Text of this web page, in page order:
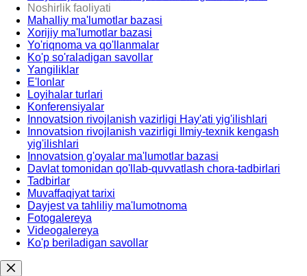
Noshirlik faoliyati
Mahalliy ma'lumotlar bazasi
Xorijiy ma'lumotlar bazasi
Yo'riqnoma va qo'llanmalar
Ko'p so'raladigan savollar
Yangiliklar
E'lonlar
Loyihalar turlari
Konferensiyalar
Innovatsion rivojlanish vazirligi Hay'ati yig'ilishlari
Innovatsion rivojlanish vazirligi Ilmiy-texnik kengash
yig'ilishlari
Innovatsion g'oyalar ma'lumotlar bazasi
Davlat tomonidan qo'llab-quvvatlash chora-tadbirlari
Tadbirlar
Muvaffaqiyat tarixi
Dayjest va tahliliy ma'lumotnoma
Fotogalereya
Videogalereya
Ko'p beriladigan savollar